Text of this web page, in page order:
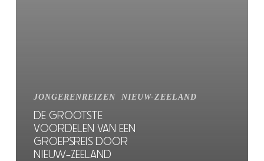
JONGERENREIZEN NIEUW-ZEELAND
DE GROOTSTE
VOORDELEN VAN EEN
GROEPSREIS DOOR
NIEUW-ZEELAND